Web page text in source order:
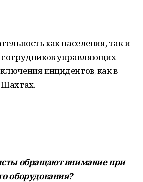
как населения, так и
сотрудников управляющих
инцидентов, как в
Шахтах.
обращают внимание при
оборудования?